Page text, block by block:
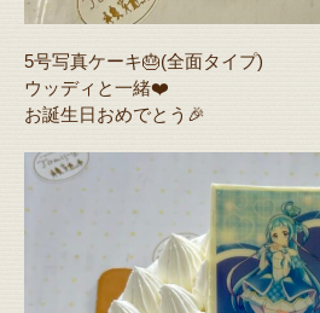
5号写真ケーキ🎂(全面タイプ)
ウッディと一緒❤️
お誕生日おめでとう🎉